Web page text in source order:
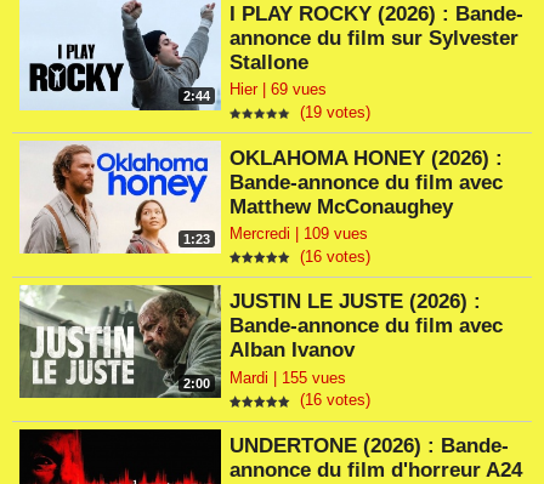
2:44
I PLAY ROCKY (2026) : Bande-
annonce du film sur Sylvester
Stallone
Hier | 69 vues
(19 votes)
1:23
OKLAHOMA HONEY (2026) :
Bande-annonce du film avec
Matthew McConaughey
Mercredi | 109 vues
(16 votes)
2:00
JUSTIN LE JUSTE (2026) :
Bande-annonce du film avec
Alban Ivanov
Mardi | 155 vues
(16 votes)
UNDERTONE (2026) : Bande-
annonce du film d'horreur A24